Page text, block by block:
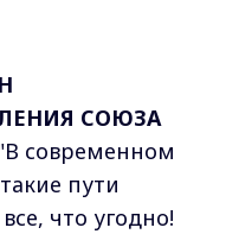
СОЮЗА
современном
пути
что угодно!